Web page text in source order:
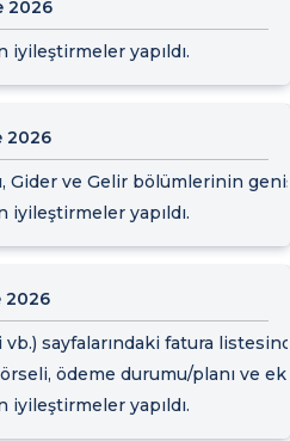
2026
yapıldı.
2026
Gider ve Gelir bölümlerinin
yapıldı.
2026
vb.) sayfalarındaki fatura
ödeme durumu/planı ve ek
yapıldı.